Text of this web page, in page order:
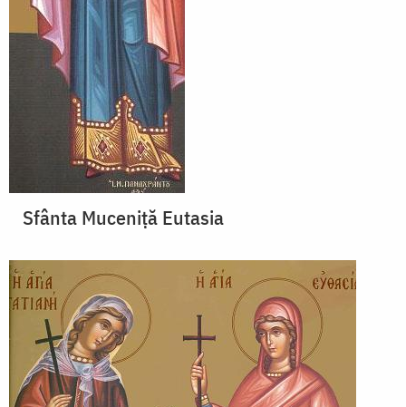
Sfânta Muceniță Eutasia